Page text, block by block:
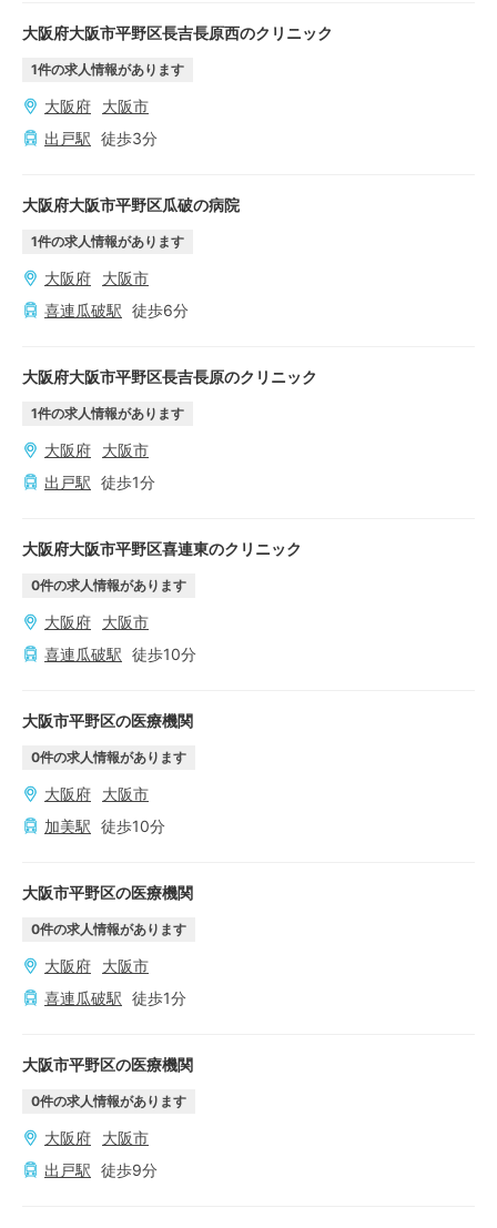
大阪府大阪市平野区長吉長原西のクリニック
1件の求人情報があります
大阪府
大阪市
出戸駅 徒歩3分
大阪府大阪市平野区瓜破の病院
1件の求人情報があります
大阪府
大阪市
喜連瓜破駅 徒歩6分
大阪府大阪市平野区長吉長原のクリニック
1件の求人情報があります
大阪府
大阪市
出戸駅 徒歩1分
大阪府大阪市平野区喜連東のクリニック
0件の求人情報があります
大阪府
大阪市
喜連瓜破駅 徒歩10分
大阪市平野区の医療機関
0件の求人情報があります
大阪府
大阪市
加美駅 徒歩10分
大阪市平野区の医療機関
0件の求人情報があります
大阪府
大阪市
喜連瓜破駅 徒歩1分
大阪市平野区の医療機関
0件の求人情報があります
大阪府
大阪市
出戸駅 徒歩9分